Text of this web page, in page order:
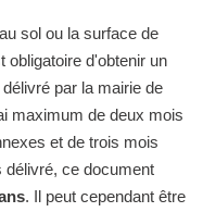
sol ou la surface de
obligatoire d'obtenir un
par la mairie de
maximum de deux mois
et de trois mois
délivré, ce document
. Il peut cependant être